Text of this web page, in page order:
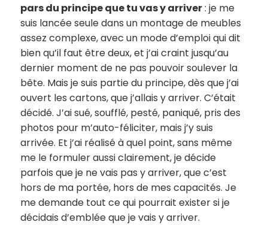
pars du principe que tu vas y arriver: je me
suis lancée seule dans un montage de meubles
assez complexe, avec un mode d’emploi qui dit
bien qu’il faut être deux, et j’ai craint jusqu’au
dernier moment de ne pas pouvoir soulever la
bête. Mais je suis partie du principe, dès que j’ai
ouvert les cartons, que j’allais y arriver. C’était
décidé. J’ai sué, soufflé, pesté, paniqué, pris des
photos pour m’auto-féliciter, mais j’y suis
arrivée. Et j’ai réalisé à quel point, sans même
me le formuler aussi clairement, je décide
parfois que je ne vais pas y arriver, que c’est
hors de ma portée, hors de mes capacités. Je
me demande tout ce qui pourrait exister si je
décidais d’emblée que je vais y arriver.